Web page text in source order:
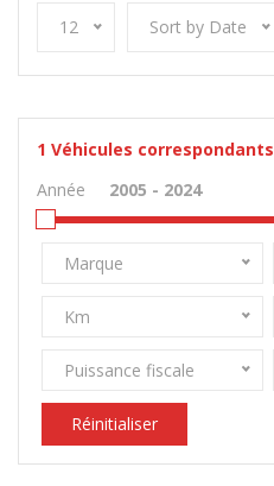
12 Sort by Date
1 Véhicules correspondants
Année
Marque
Km
Puissance fiscale
Réinitialiser